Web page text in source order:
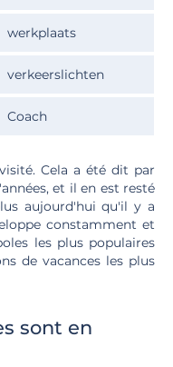
werkplaats
verkeerslichten
Coach
Cela a été dit par
et il en est resté
aujourd'hui qu'il y a
constamment et
les plus populaires
de vacances les plus
sont en